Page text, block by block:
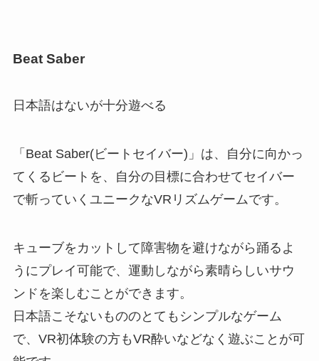
Beat Saber
日本語はないが十分遊べる
「Beat Saber(ビートセイバー)」は、自分に向かっ
てくるビートを、自分の目標に合わせてセイバー
で斬っていくユニークなVRリズムゲームです。
キューブをカットして障害物を避けながら踊るよ
うにプレイ可能で、運動しながら素晴らしいサウ
ンドを楽しむことができます。
日本語こそないもののとてもシンプルなゲーム
で、VR初体験の方もVR酔いなどなく遊ぶことが可